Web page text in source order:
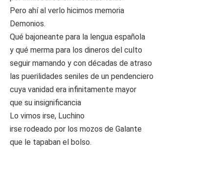
Pero ahí al verlo hicimos memoria
Demonios.
Qué bajoneante para la lengua española
y qué merma para los dineros del culto
seguir mamando y con décadas de atraso
las puerilidades seniles de un pendenciero
cuya vanidad era infinitamente mayor
que su insignificancia
Lo vimos irse, Luchino
irse rodeado por los mozos de Galante
que le tapaban el bolso.